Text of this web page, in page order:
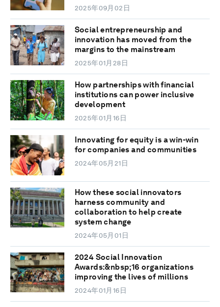
2025年09月02日
Social entrepreneurship and
innovation has moved from the
margins to the mainstream
2025年01月28日
How partnerships with financial
institutions can power inclusive
development
2025年01月16日
Innovating for equity is a win-win
for companies and communities
2024年05月21日
How these social innovators
harness community and
collaboration to help create
system change
2024年05月01日
2024 Social Innovation
Awards:&nbsp;16 organizations
improving the lives of millions
2024年01月16日